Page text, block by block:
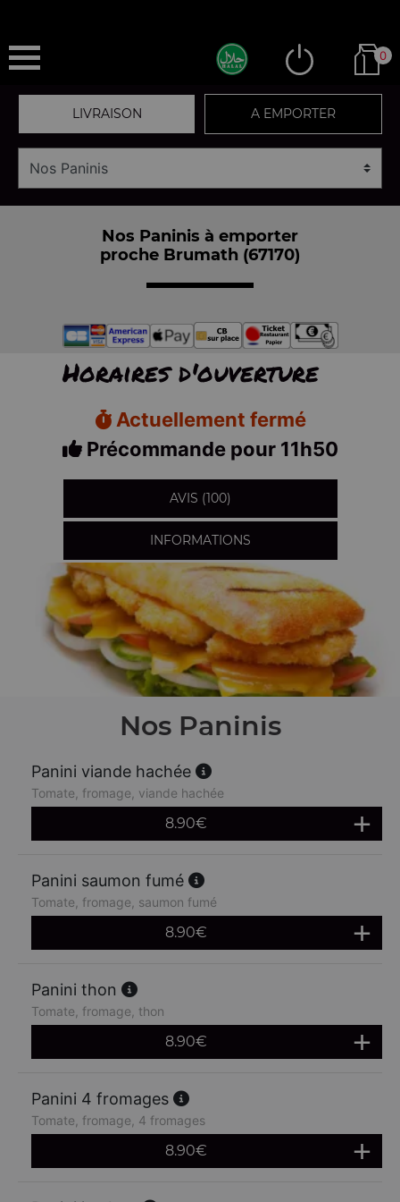
0
LIVRAISON A EMPORTER
Nos Paninis à emporter
proche Brumath (67170)
Horaires d'ouverture
Actuellement fermé
Précommande pour 11h50
AVIS (100)
INFORMATIONS
Nos Paninis
Panini viande hachée
Tomate, fromage, viande hachée
8.90€
Panini saumon fumé
Tomate, fromage, saumon fumé
8.90€
Panini thon
Tomate, fromage, thon
8.90€
Panini 4 fromages
Tomate, fromage, 4 fromages
8.90€